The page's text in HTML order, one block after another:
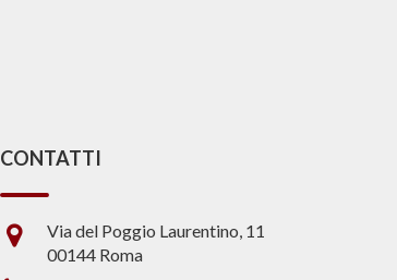
CONTATTI
Via del Poggio Laurentino, 11
00144 Roma